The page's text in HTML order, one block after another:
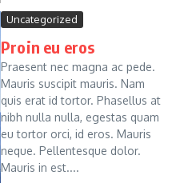
Uncategorized
Proin eu eros
Praesent nec magna ac pede.
Mauris suscipit mauris. Nam
quis erat id tortor. Phasellus at
nibh nulla nulla, egestas quam
eu tortor orci, id eros. Mauris
neque. Pellentesque dolor.
Mauris in est....